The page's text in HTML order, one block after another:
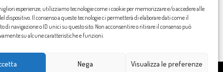
esperienze, utilizziamo tecnologie come i cookie per memorizzare e/o accedere alle
dispositivo. Il consenso a queste tecnologie ci permetterà di elaborare dati come il
di navigazione o ID unici su questo sito. Non acconsentire o ritirare il consenso può
su alcune caratteristiche e funzioni.
Nega Visualizza le preferenze